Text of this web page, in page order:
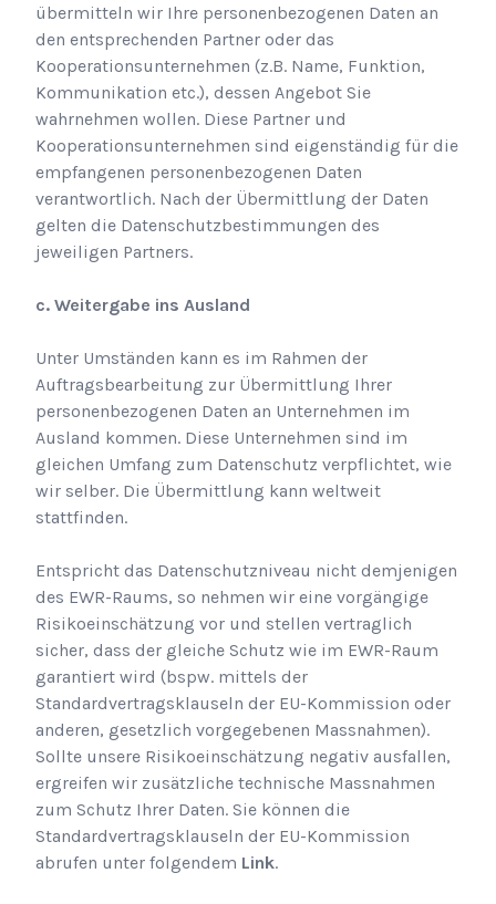
übermitteln wir Ihre personenbezogenen Daten an
den entsprechenden Partner oder das
Kooperationsunternehmen (z.B. Name, Funktion,
Kommunikation etc.), dessen Angebot Sie
wahrnehmen wollen. Diese Partner und
Kooperationsunternehmen sind eigenständig für die
empfangenen personenbezogenen Daten
verantwortlich. Nach der Übermittlung der Daten
gelten die Datenschutzbestimmungen des
jeweiligen Partners.
c. Weitergabe ins Ausland
Unter Umständen kann es im Rahmen der
Auftragsbearbeitung zur Übermittlung Ihrer
personenbezogenen Daten an Unternehmen im
Ausland kommen. Diese Unternehmen sind im
gleichen Umfang zum Datenschutz verpflichtet, wie
wir selber. Die Übermittlung kann weltweit
stattfinden.
Entspricht das Datenschutzniveau nicht demjenigen
des EWR-Raums, so nehmen wir eine vorgängige
Risikoeinschätzung vor und stellen vertraglich
sicher, dass der gleiche Schutz wie im EWR-Raum
garantiert wird (bspw. mittels der
Standardvertragsklauseln der EU-Kommission oder
anderen, gesetzlich vorgegebenen Massnahmen).
Sollte unsere Risikoeinschätzung negativ ausfallen,
ergreifen wir zusätzliche technische Massnahmen
zum Schutz Ihrer Daten. Sie können die
Standardvertragsklauseln der EU-Kommission
abrufen unter folgendem Link.